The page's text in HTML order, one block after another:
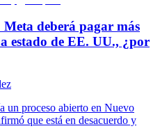
deberá pagar más
estado de EE. UU., ¿por
un proceso abierto en Nuevo
que está en desacuerdo y